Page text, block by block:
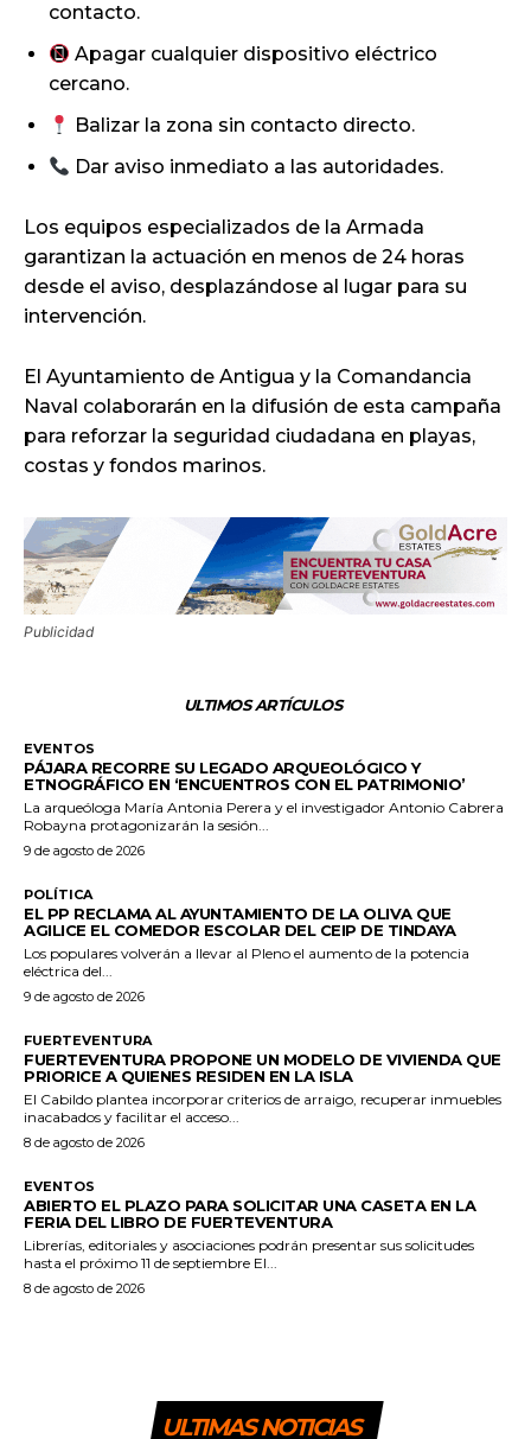
contacto.
Apagar cualquier dispositivo eléctrico
cercano.
Balizar la zona sin contacto directo.
Dar aviso inmediato a las autoridades.
Los equipos especializados de la Armada
garantizan la actuación en menos de 24 horas
desde el aviso, desplazándose al lugar para su
intervención.
El Ayuntamiento de Antigua y la Comandancia
Naval colaborarán en la difusión de esta campaña
para reforzar la seguridad ciudadana en playas,
costas y fondos marinos.
Publicidad
ULTIMOS ARTÍCULOS
EVENTOS
PÁJARA RECORRE SU LEGADO ARQUEOLÓGICO Y
ETNOGRÁFICO EN ‘ENCUENTROS CON EL PATRIMONIO’
La arqueóloga María Antonia Perera y el investigador Antonio Cabrera
Robayna protagonizarán la sesión...
9 de agosto de 2026
POLÍTICA
EL PP RECLAMA AL AYUNTAMIENTO DE LA OLIVA QUE
AGILICE EL COMEDOR ESCOLAR DEL CEIP DE TINDAYA
Los populares volverán a llevar al Pleno el aumento de la potencia
eléctrica del...
9 de agosto de 2026
FUERTEVENTURA
FUERTEVENTURA PROPONE UN MODELO DE VIVIENDA QUE
PRIORICE A QUIENES RESIDEN EN LA ISLA
El Cabildo plantea incorporar criterios de arraigo, recuperar inmuebles
inacabados y facilitar el acceso...
8 de agosto de 2026
EVENTOS
ABIERTO EL PLAZO PARA SOLICITAR UNA CASETA EN LA
FERIA DEL LIBRO DE FUERTEVENTURA
Librerías, editoriales y asociaciones podrán presentar sus solicitudes
hasta el próximo 11 de septiembre El...
8 de agosto de 2026
ULTIMAS NOTICIAS